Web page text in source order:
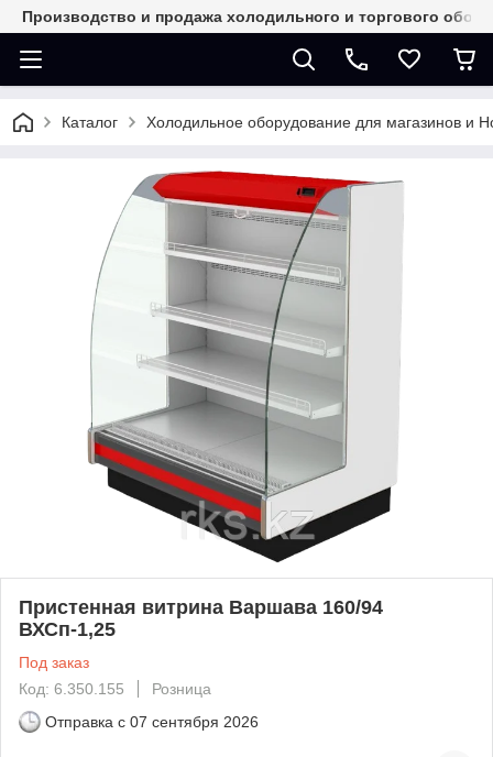
Производство и продажа холодильного и торгового
Каталог Холодильное оборудование для магазинов и
Пристенная витрина Варшава 160/94
ВХСп-1,25
Под заказ
Код: 6.350.155
Розница
Отправка с 07 сентября 2026